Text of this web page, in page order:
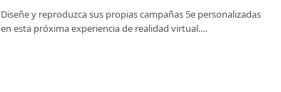
Diseñe y reproduzca sus propias campañas 5e personalizadas
en esta próxima experiencia de realidad virtual.…